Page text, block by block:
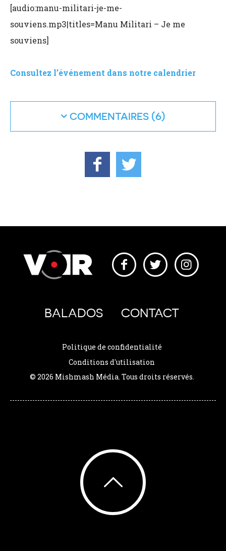
[audio:manu-militari-je-me-
souviens.mp3|titles=Manu Militari – Je me
souviens]
Consultez l’événement dans notre calendrier
COMMENTAIRES
BALADOS CONTACT
Politique de confidentialité
Conditions d'utilisation
© 2026 Mishmash Média. Tous droits réservés.